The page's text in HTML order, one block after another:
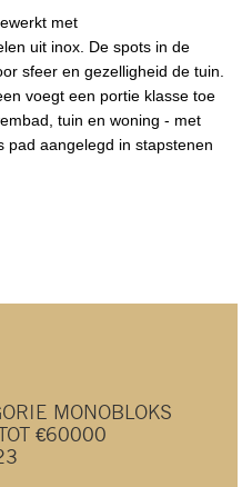
met
uit inox. De spots in de
sfeer en gezelligheid de tuin.
voegt een portie klasse toe
tuin en woning - met
pad aangelegd in stapstenen
MONOBLOKS
€60000